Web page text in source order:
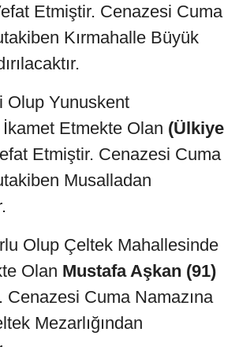
Etmiştir. Cenazesi Cuma
Kırmahalle Büyük
Olup Yunuskent
Etmekte Olan (Ülkiye
Etmiştir. Cenazesi Cuma
Musalladan
Olup Çeltek Mahallesinde
Olan Mustafa Aşkan (91)
Cenazesi Cuma Namazına
Mezarlığından